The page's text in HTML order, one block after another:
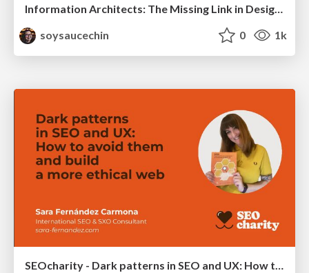
Information Architects: The Missing Link in Design Systems
soysaucechin
0 1k
SEOcharity - Dark patterns in SEO and UX: How to avoid them and build a more ethical web